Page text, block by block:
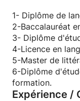
Apprendre une
portes
carrière.
Je suis heureux
service et de
Je peux vous
Cours privés à
Tout âge ou
1- Diplôme de
2-Baccalauréat
3- Diplôme
4-Licence en
5-Master de
6-Diplôme
formation.
Expérience /